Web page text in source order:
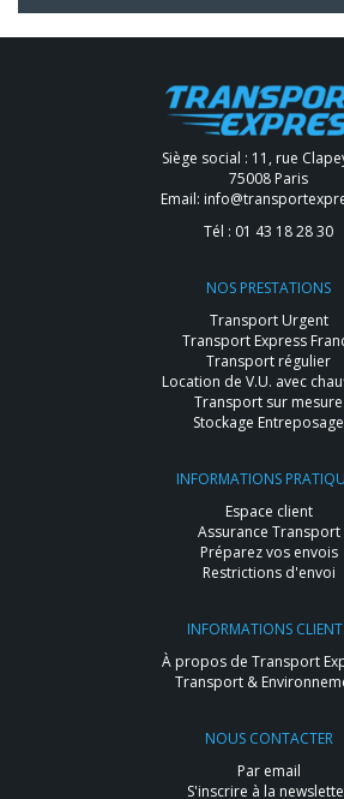
Siège social : 11, rue
75008 Paris
Email:
Tél : 01 43 18 28 30
NOS PRESTATIONS
Transport Urgent
Transport Express
Transport régulier
Location de V.U. avec
Transport sur mesure
Stockage Entreposage
INFORMATIONS
Espace client
Assurance Transport
Préparez vos envois
Restrictions d'envoi
INFORMATIONS
À propos de Transport
Transport &
NOUS CONTACTER
Par email
S'inscrire à la